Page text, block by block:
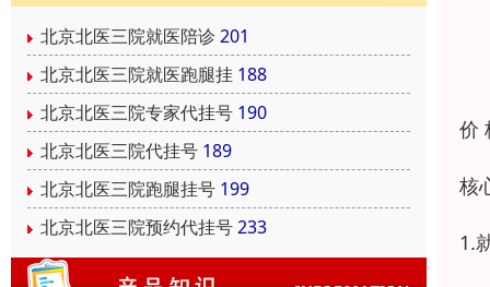
北京北医三院就医陪诊201
北京北医三院就医跑腿挂 188
北京北医三院专家代挂号 190
北京北医三院代挂号 189
北京北医三院跑腿挂号 199
北京北医三院预约代挂号233
价
核
1.